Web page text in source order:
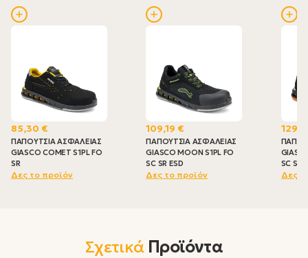
85,30 €
ΠΑΠΟΥΤΣΙΑ ΑΣΦΑΛΕΙΑΣ
GIASCO COMET S1PL FO
SR
Δες το προϊόν
109,19 €
ΠΑΠΟΥΤΣΙΑ ΑΣΦΑΛΕΙΑΣ
GIASCO MOON S1PL FO
SC SR ESD
Δες το προϊόν
SC SR
Δες
Σχετικά Προϊόντα